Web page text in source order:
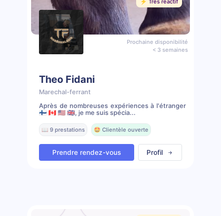
Prochaine disponibilité
< 3 semaines
Theo Fidani
Marechal-ferrant
Après de nombreuses expériences à l'étranger
🇫🇮 🇨🇦 🇺🇸 🇬🇧, je me suis spécia...
📖 9 prestations 🤩 Clientèle ouverte
Prendre rendez-vous Profil